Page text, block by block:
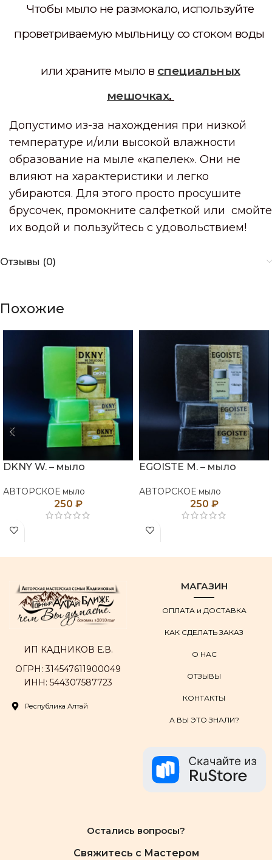
Чтобы мыло не размокало, используйте
проветриваемую мыльницу со стоком воды
или храните мыло в специальных
мешочках.
Допустимо из-за нахождения при низкой
температуре и/или высокой влажности
образование на мыле «капелек». Они не
влияют на характеристики и легко
убираются. Для этого просто просушите
брусочек, промокните салфеткой или смойте
их водой и пользуйтесь с удовольствием!
Отзывы (0)
Похожие
DKNY W. – мыло
АВТОРСКОЕ мыло
250 ₽
EGOISTE M. – мыло
АВТОРСКОЕ мыло
250 ₽
ИП КАДНИКОВ Е.В.
ОГРН: 314547611900049
ИНН: 544307587723
Республика Алтай
МАГАЗИН
ОПЛАТА и ДОСТАВКА
КАК СДЕЛАТЬ ЗАКАЗ
О НАС
ОТЗЫВЫ
КОНТАКТЫ
А ВЫ ЭТО ЗНАЛИ?
Остались вопросы?
Свяжитесь с Мастером